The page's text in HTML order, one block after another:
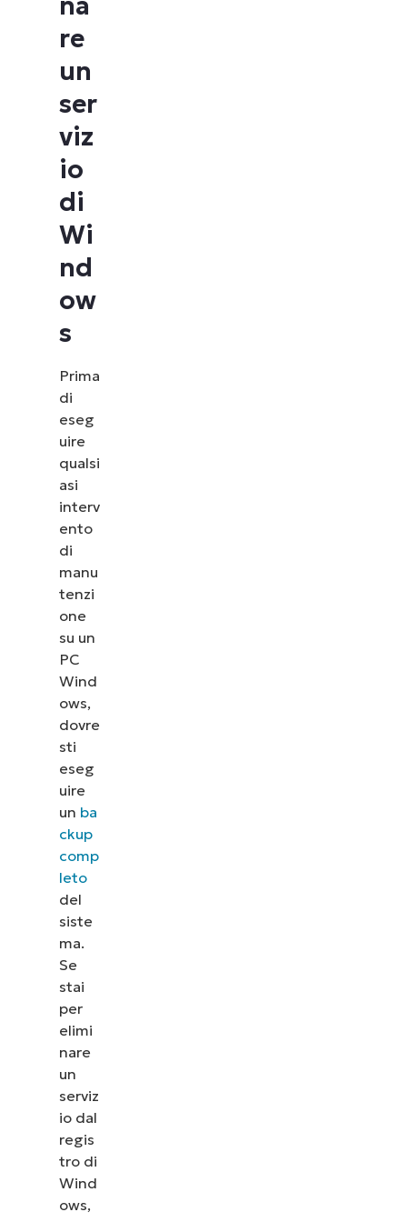
re
un
ser
viz
io
di
Wi
nd
ow
s
Prima
di
eseg
uire
qualsi
asi
interv
ento
di
manu
tenzi
one
su un
PC
Wind
ows,
dovre
sti
eseg
uire
un ba
ckup
comp
leto
del
siste
ma.
Se
stai
per
elimi
nare
un
serviz
io dal
regis
tro di
Wind
ows,
Dai un’occhiata alle nostre demo on-demand
NinjaOne semplifica attività IT come la